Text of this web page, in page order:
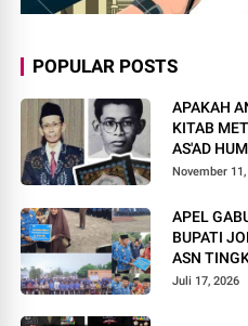
POPULAR POSTS
APAKAH
KITAB
AS'AD
November
APEL
BUPATI
ASN
Juli 17, 2026